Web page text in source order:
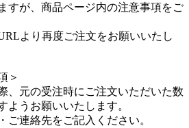
すが、商品ページ内の注意事項をご
より再度ご注文をお願いいたし
＞
、元の受注時にご注文いただいた数
ようお願いいたします。
ご連絡先をご記入ください。